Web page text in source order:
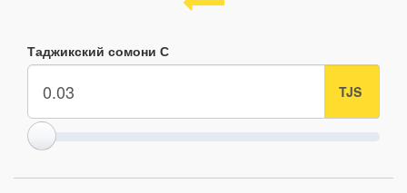
Таджикский сомони С